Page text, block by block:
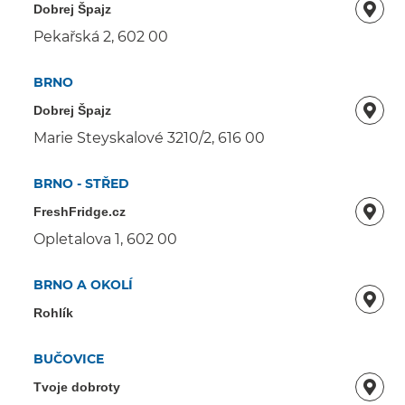
Dobrej Špajz
Pekařská 2, 602 00
BRNO
Dobrej Špajz
Marie Steyskalové 3210/2, 616 00
BRNO - STŘED
FreshFridge.cz
Opletalova 1, 602 00
BRNO A OKOLÍ
Rohlík
BUČOVICE
Tvoje dobroty